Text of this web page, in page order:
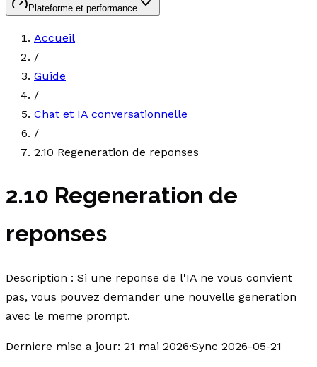
Plateforme et performance
Accueil
/
Guide
/
Chat et IA conversationnelle
/
2.10 Regeneration de reponses
2.10 Regeneration de
reponses
Description : Si une reponse de l'IA ne vous convient
pas, vous pouvez demander une nouvelle generation
avec le meme prompt.
Derniere mise a jour: 21 mai 2026·Sync 2026-05-21